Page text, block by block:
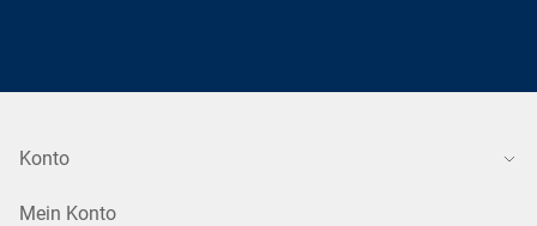
Konto
Mein Konto